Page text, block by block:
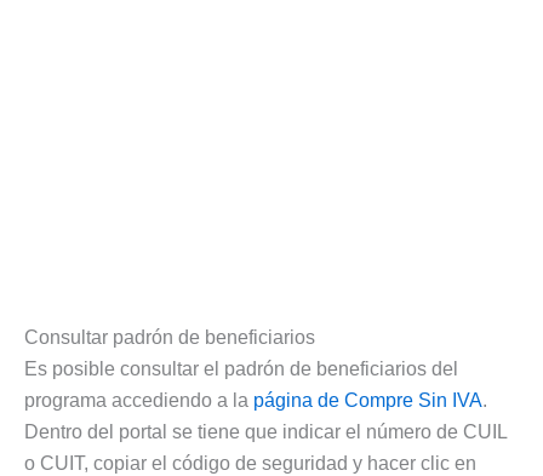
Consultar padrón de beneficiarios
Es posible consultar el padrón de beneficiarios del
programa accediendo a la página de Compre Sin IVA.
Dentro del portal se tiene que indicar el número de CUIL
o CUIT, copiar el código de seguridad y hacer clic en